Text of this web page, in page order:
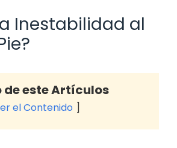
Inestabilidad al
de este Artículos
el Contenido